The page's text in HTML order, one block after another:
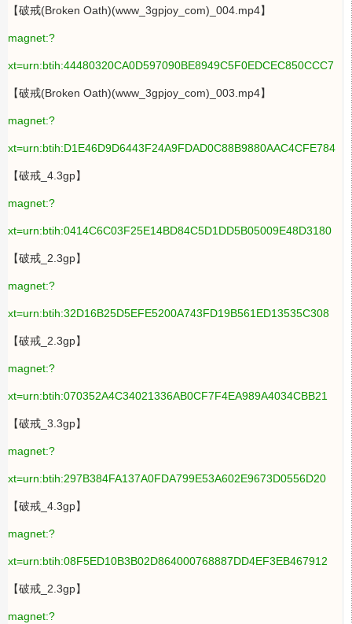
【破戒(Broken Oath)(www_3gpjoy_com)_004.mp4】
magnet:?
xt=urn:btih:44480320CA0D597090BE8949C5F0EDCEC850CCC7
【破戒(Broken Oath)(www_3gpjoy_com)_003.mp4】
magnet:?
xt=urn:btih:D1E46D9D6443F24A9FDAD0C88B9880AAC4CFE784
【破戒_4.3gp】
magnet:?
xt=urn:btih:0414C6C03F25E14BD84C5D1DD5B05009E48D3180
【破戒_2.3gp】
magnet:?
xt=urn:btih:32D16B25D5EFE5200A743FD19B561ED13535C308
【破戒_2.3gp】
magnet:?
xt=urn:btih:070352A4C34021336AB0CF7F4EA989A4034CBB21
【破戒_3.3gp】
magnet:?
xt=urn:btih:297B384FA137A0FDA799E53A602E9673D0556D20
【破戒_4.3gp】
magnet:?
xt=urn:btih:08F5ED10B3B02D864000768887DD4EF3EB467912
【破戒_2.3gp】
magnet:?